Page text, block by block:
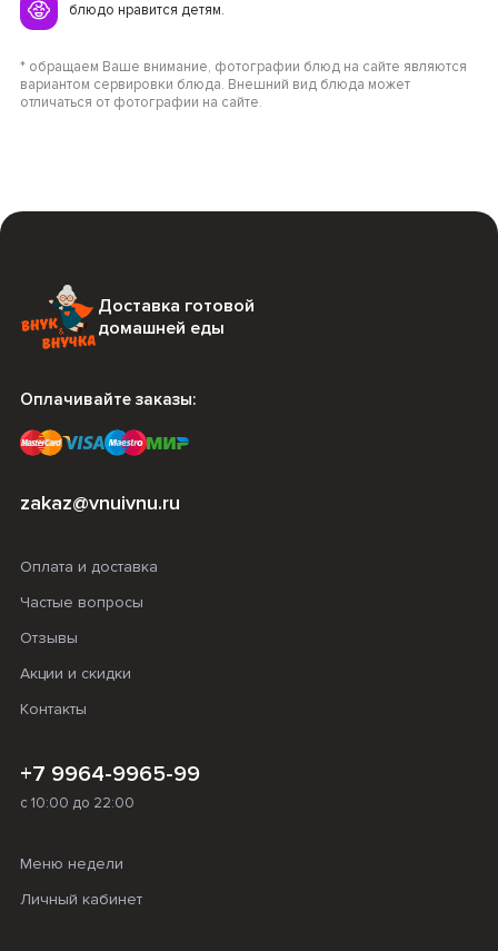
блюдо нравится детям.
* обращаем Ваше внимание, фотографии блюд на сайте являются
вариантом сервировки блюда. Внешний вид блюда может
отличаться от фотографии на сайте.
Доставка готовой
домашней еды
Оплачивайте заказы:
zakaz@vnuivnu.ru
Оплата и доставка
Частые вопросы
Отзывы
Акции и скидки
Контакты
+7 9964-9965-99
с 10:00 до 22:00
Меню недели
Личный кабинет